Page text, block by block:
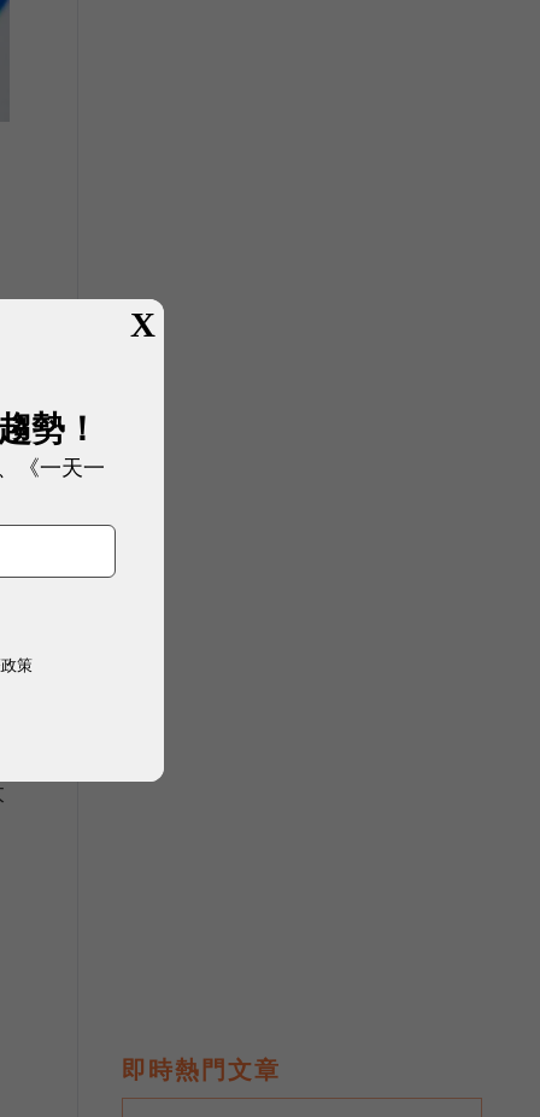
即時熱門文章
X
勢！
《一天一
策